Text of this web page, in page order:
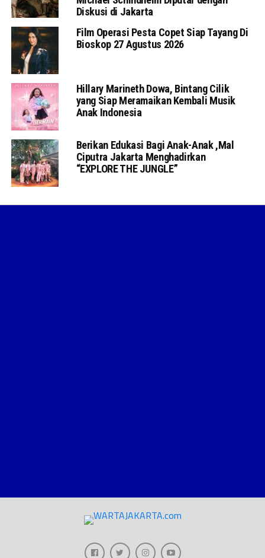
Diskusi di Jakarta
Film Operasi Pesta Copet Siap Tayang Di
Bioskop 27 Agustus 2026
Hillary Marineth Dowa, Bintang Cilik
yang Siap Meramaikan Kembali Musik
Anak Indonesia
Berikan Edukasi Bagi Anak-Anak ,Mal
Ciputra Jakarta Menghadirkan
“EXPLORE THE JUNGLE”